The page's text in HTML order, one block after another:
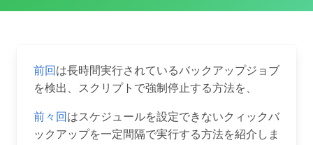
前回 は長時間実行されているバックアップジョブ
を検出、スクリプトで強制停止する方法を、
前々回 はスケジュールを設定できないクィックバ
ックアップを一定間隔で実行する方法を紹介しま